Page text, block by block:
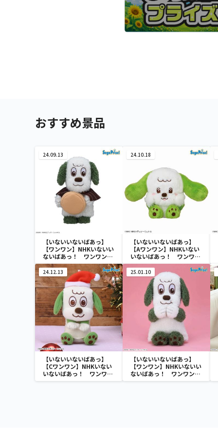
おすすめ景品
24.09.13
【いないいないばあっ】
【ワンワン】NHKいないい
ないばあっ！ ワンワン
の Lぬいぐるみ ～旅が
らすワン太郎～
24.10.18
【いないいないばあっ】
【Aワンワン】NHKいない
いないばあっ！ ワンワン
＆ぽぅぽ＆ジャンジャンの
ぬいぐるみ
24.12.13
【いないいないばあっ】
【Cワンワン】NHKいない
いないばあっ！ ワンワン
＆ぽぅぽ＆ジャンジャン
25.01.10
【いないいないばあっ】
【ワンワン】NHKいないい
ないばあっ！ ワンワン
の LLぬいぐるみ ぷくっ